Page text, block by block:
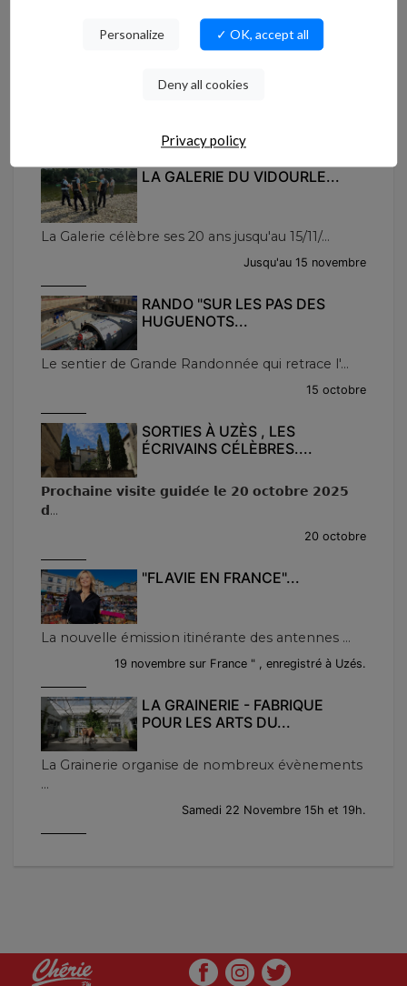
ECLATS DE NIMES...
FERIA DES VENDANGES 2025Vernissage Éclats
LA GALERIE DU VIDOURLE...
La Galerie célèbre ses 20 ans jusqu'au 15/11/...
Jusqu'au 15 novembre
RANDO "SUR LES PAS DES
HUGUENOTS...
Le sentier de Grande Randonnée qui retrace l'...
15 octobre
SORTIES À UZÈS , LES
ÉCRIVAINS CÉLÈBRES....
𝗣𝗿𝗼𝗰𝗵𝗮𝗶𝗻𝗲 𝘃𝗶𝘀𝗶𝘁𝗲 𝗴𝘂𝗶𝗱𝗲́𝗲 𝗹𝗲 𝟮𝟬 𝗼𝗰𝘁𝗼𝗯𝗿𝗲 𝟮𝟬𝟮𝟱
𝗱...
20 octobre
"FLAVIE EN FRANCE"...
La nouvelle émission itinérante des antennes ...
19 novembre sur France " , enregistré à Uzés.
LA GRAINERIE - FABRIQUE
POUR LES ARTS DU...
La Grainerie organise de nombreux évènements
...
Samedi 22 Novembre 15h et 19h.
Personalize ✓ OK, accept all
Deny all cookies
Privacy policy